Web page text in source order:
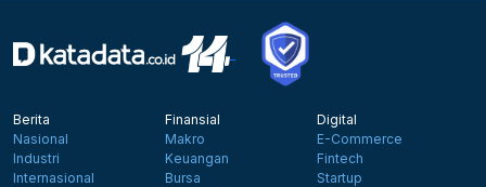
Berita
Nasional
Industri
Internasional
Finansial
Makro
Keuangan
Bursa
Digital
E-Commerce
Fintech
Startup